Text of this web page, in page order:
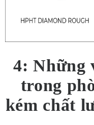
4: Những
trong
kém chất